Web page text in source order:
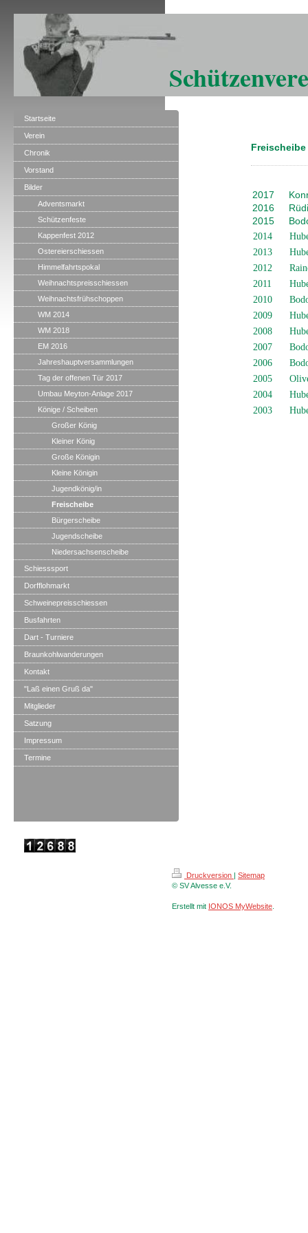
Freischeibe
2017
2016
2015
2014
2013
2012
2011
2010
2009
2008
2007
2006
2005
2004
2003
Startseite
Verein
Chronik
Vorstand
Bilder
Adventsmarkt
Schützenfeste
Kappenfest 2012
Ostereierschiessen
Himmelfahrtspokal
Weihnachtspreisschiessen
Weihnachtsfrühschoppen
WM 2014
WM 2018
EM 2016
Jahreshauptversammlungen
Tag der offenen Tür 2017
Umbau Meyton-Anlage 2017
Könige / Scheiben
Großer König
Kleiner König
Große Königin
Kleine Königin
Jugendkönig/in
Freischeibe
Bürgerscheibe
Jugendscheibe
Niedersachsenscheibe
Schiesssport
Dorfflohmarkt
Schweinepreisschiessen
Busfahrten
Dart - Turniere
Braunkohlwanderungen
Kontakt
"Laß einen Gruß da"
Mitglieder
Satzung
Impressum
Termine
Druckversion | Sitemap
© SV Alvesse e.V.
Erstellt mit IONOS MyWebsite